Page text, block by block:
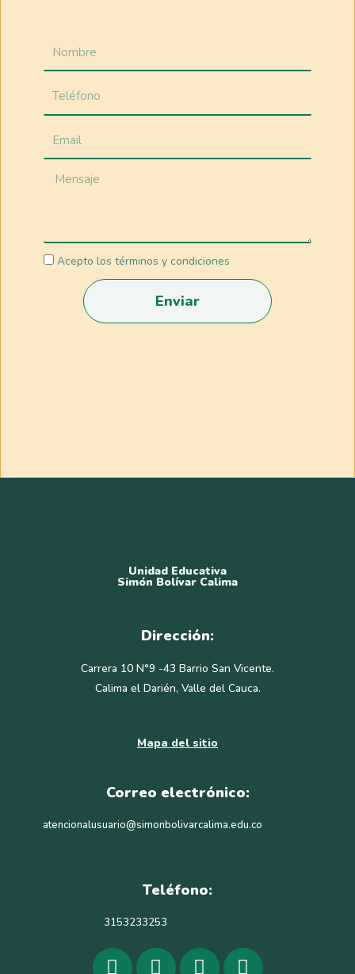
Acepto los términos y condiciones
Enviar
Unidad Educativa
Simón Bolívar Calima
Dirección:
Carrera 10 N°9 -43 Barrio San Vicente.
Calima el Darién, Valle del Cauca.
Mapa del sitio
Correo electrónico:
atencionalusuario@simonbolivarcalima.edu.co
Teléfono:
3153233253